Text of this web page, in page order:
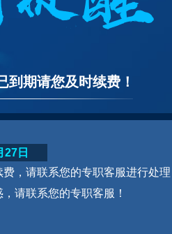
到期请您及时续费！
，请联系您的专职客服进行处
请联系您的专职客服！
27日